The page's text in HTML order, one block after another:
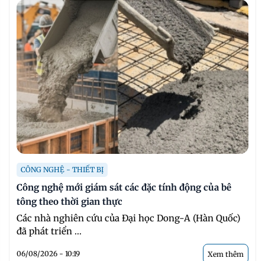
CÔNG NGHỆ - THIẾT BỊ
Công nghệ mới giám sát các đặc tính động của bê
tông theo thời gian thực
Các nhà nghiên cứu của Đại học Dong-A (Hàn Quốc)
đã phát triển ...
06/08/2026 - 10:19 Xem thêm